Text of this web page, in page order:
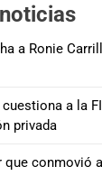
a Ronie
a la
privada
que conmovió